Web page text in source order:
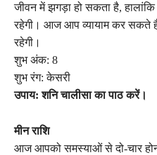
जीवन में झगड़ा हो सकता है,
रहेगी। आज आप व्यायाम कर सकते
रहेगी।
शुभ अंक: 8
शुभ रंग: केसरी
उपाय: शनि चालीसा का पाठ करें।
मीन राशि
आज आपको समस्याओं से दो-चार